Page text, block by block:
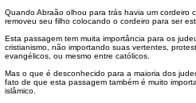
Quando Abraão olhou para trás havia um cordeiro
removeu seu filho colocando o cordeiro para ser
Esta passagem tem muita importância para os
cristianismo, não importando suas vertentes,
evangélicos, ou mesmo entre católicos.
Mas o que é desconhecido para a maioria dos
fato de que esta passagem também é muito
islâmico.